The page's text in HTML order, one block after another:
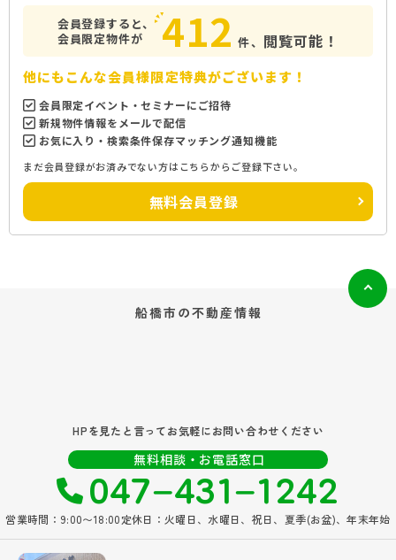
会員登録すると、
会員限定物件が
412 件、 閲覧可能！
他にもこんな会員様限定特典がございます！
会員限定イベント・セミナーにご招待
新規物件情報をメールで配信
お気に入り・検索条件保存マッチング通知機能
まだ会員登録がお済みでない方はこちらからご登録下さい。
無料会員登録
船橋市の不動産情報
HPを見たと言ってお気軽にお問い合わせください
無料相談・お電話窓口
047‐431‐1242
営業時間：9:00〜18:00定休日：火曜日、水曜日、祝日、夏季(お盆)、年末年始